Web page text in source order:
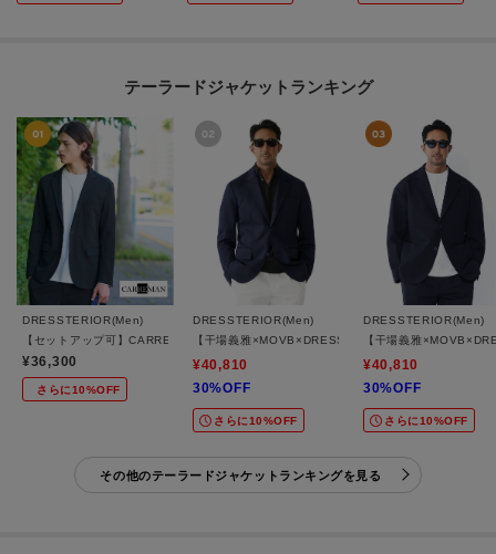
テーラードジャケットランキング
DRESSTERIOR(Men)
【セットアップ可】CARREMAN ライトジャージージャケット
¥36,300
さらに10%OFF
DRESSTERIOR(Men)
【干場義雅×MOVB×DRESSTERIOR】トリプルコラ
¥40,810
30%OFF
さらに10%OFF
DRESSTERIOR(Men)
【干場義雅
¥40,810
30%OFF
さらに10%OFF
その他のテーラードジャケットランキングを見る